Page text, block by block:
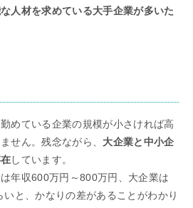
人材を求めている大手企業が多いた
めている企業の規模が小さければ高
せん。残念ながら、 大企業と中小企
しています。
年収600万円～800万円、大企業は
と、かなりの差があることがわかり